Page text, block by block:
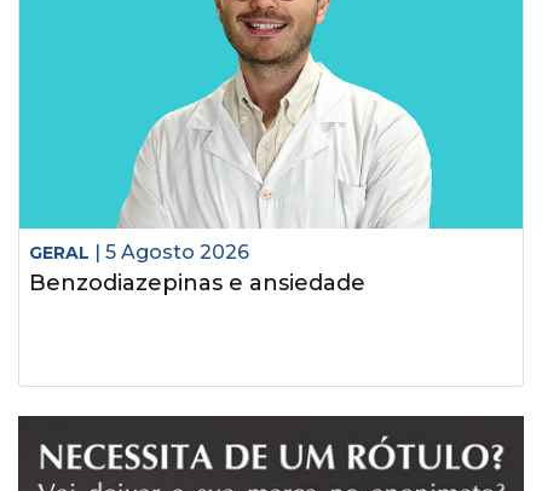
GERAL | 5 Agosto 2026
Benzodiazepinas e ansiedade